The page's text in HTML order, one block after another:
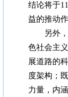
结论将于
益的推动作
另外，我
色社会主
展道路的
度架构；
力量，内